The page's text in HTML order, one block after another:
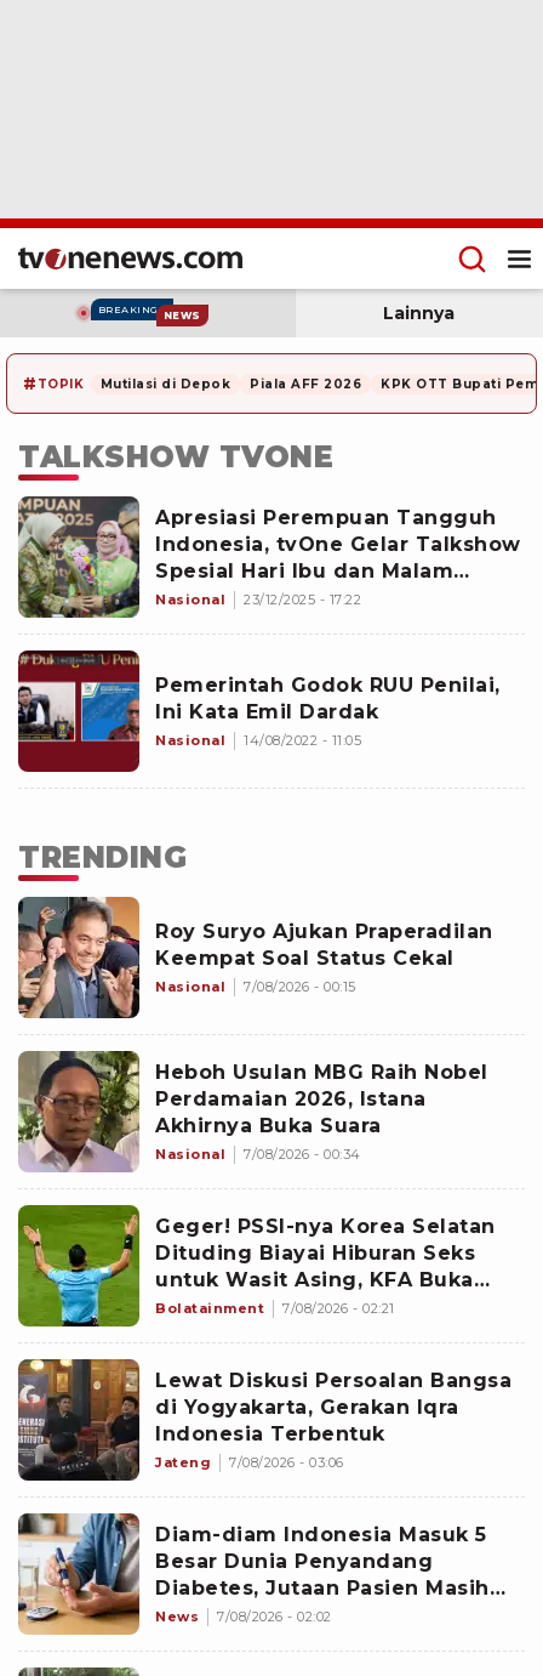
BREAKING NEWS Lainnya
# TOPIK Mutilasi di Depok Piala AFF 2026 KPK OTT Bupati
TALKSHOW TVONE
Apresiasi Perempuan Tangguh
Indonesia, tvOne Gelar Talkshow
Spesial Hari Ibu dan Malam
Penghargaan Perempuan
Nasional 23/12/2025 - 17:22
Pemerintah Godok RUU Penilai,
Ini Kata Emil Dardak
Nasional 14/08/2022 - 11:05
TRENDING
Roy Suryo Ajukan Praperadilan
Keempat Soal Status Cekal
Nasional 7/08/2026 - 00:15
Heboh Usulan MBG Raih Nobel
Perdamaian 2026, Istana
Akhirnya Buka Suara
Nasional 7/08/2026 - 00:34
Geger! PSSI-nya Korea Selatan
Dituding Biayai Hiburan Seks
untuk Wasit Asing, KFA Buka
Suara
Bolatainment 7/08/2026 - 02:21
Lewat Diskusi Persoalan Bangsa
di Yogyakarta, Gerakan Iqra
Indonesia Terbentuk
Jateng 7/08/2026 - 03:06
Diam-diam Indonesia Masuk 5
Besar Dunia Penyandang
Diabetes, Jutaan Pasien Masih
Kesulitan Berobat
News 7/08/2026 - 02:02